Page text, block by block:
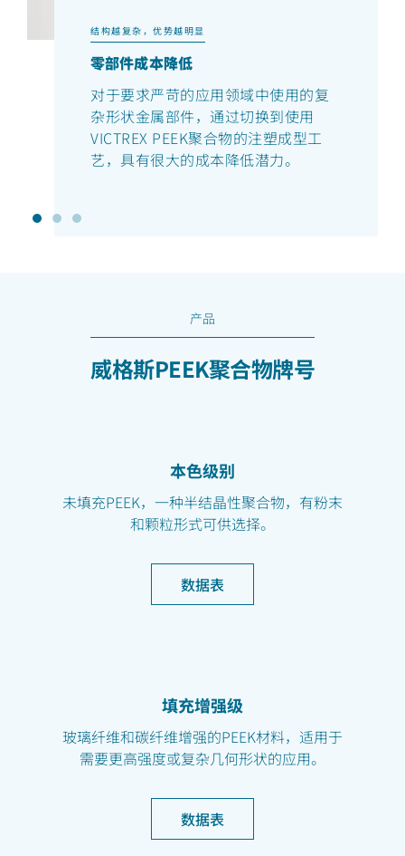
结构越复杂，优势越明显
零部件成本降低
对于要求严苛的应用领域中使用的复
杂形状金属部件，通过切换到使用
VICTREX PEEK聚合物的注塑成型工
艺，具有很大的成本降低潜力。
产品
威格斯PEEK聚合物牌号
本色级别
未填充PEEK，一种半结晶性聚合物，有粉末
和颗粒形式可供选择。
数据表
填充增强级
玻璃纤维和碳纤维增强的PEEK材料，适用于
需要更高强度或复杂几何形状的应用。
数据表